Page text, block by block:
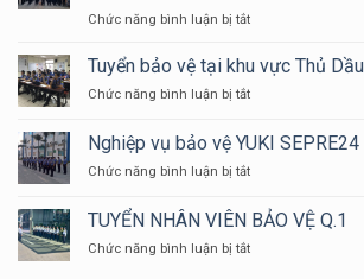
2024
ĐỘI
NHÂN
BẢO
YUKI
Chức năng bình luận bị tắtở
CÓ
BIẾT
TẠI
ĐỒNG
BẢO
LẠI
Tuyển bảo vệ tại khu vực Thủ
Chức năng bình luận bị tắtở
bảo
vệ
tại
vực
Dầu
Nghiệp vụ bảo vệ YUKI SEPRE24
Chức năng bình luận bị tắtở
vụ
bảo
vệ
TUYỂN NHÂN VIÊN BẢO VỆ Q.1
Chức năng bình luận bị tắtở